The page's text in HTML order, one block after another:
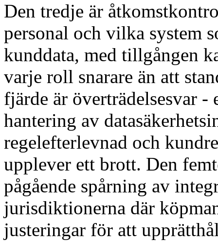
Den tredje är
personal och vilka system
kunddata, med tillgången
varje roll snarare än att
fjärde är överträdelsesvar -
hantering av
regelefterlevnad och
upplever ett brott. Den
pågående spårning av
jurisdiktionerna där
justeringar för att